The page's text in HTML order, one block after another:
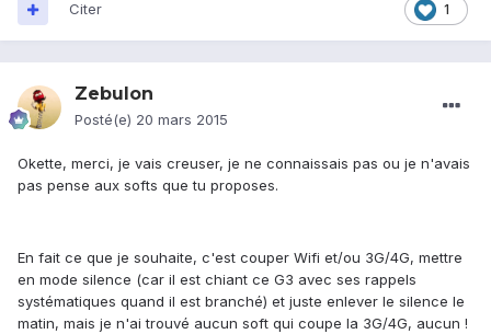
1
Citer
Zebulon
Posté(e) 20 mars 2015
Okette, merci, je vais creuser, je ne connaissais pas ou je n'avais
pas pense aux softs que tu proposes.
En fait ce que je souhaite, c'est couper Wifi et/ou 3G/4G, mettre
en mode silence (car il est chiant ce G3 avec ses rappels
systématiques quand il est branché) et juste enlever le silence le
matin, mais je n'ai trouvé aucun soft qui coupe la 3G/4G, aucun !